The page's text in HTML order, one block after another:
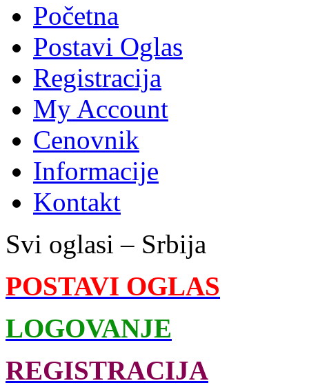
Početna
Postavi Oglas
Registracija
My Account
Cenovnik
Informacije
Kontakt
Svi oglasi – Srbija
POSTAVI OGLAS
LOGOVANJE
REGISTRACIJA